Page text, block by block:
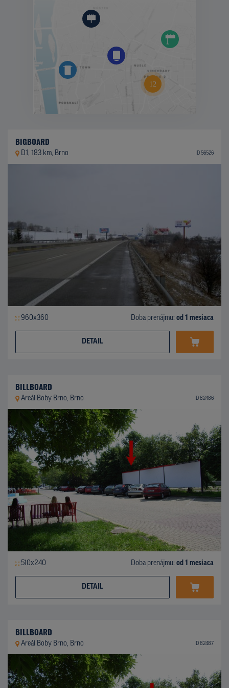
BIGBOARD
D1, 183 km, Brno ID 56526
960x360 Doba prenájmu: od 1 mesiaca
DETAIL
BILLBOARD
Areál Boby Brno, Brno ID 82486
510x240 Doba prenájmu: od 1 mesiaca
DETAIL
BILLBOARD
Areál Boby Brno, Brno ID 82487